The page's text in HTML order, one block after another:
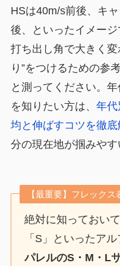
HSは40m/s前後、キ
後、といったイメー
打ち出し角で大きく
り”をつけるための参
と測ってください。
を知りたい方は、 年代
均と伸ばすコツを徹底
分の現在地が掴みやす
【最重要】フレック
絶対に知っておい
「S」といったア
パレルのS・M・L